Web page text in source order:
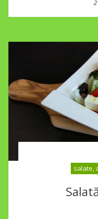
salate,